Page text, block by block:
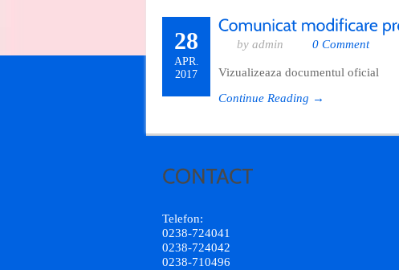
28
APR.
2017
by admin 0 Comment
Vizualizeaza documentul oficial
Continue Reading →
Telefon:
0238-724041
0238-724042
0238-710496